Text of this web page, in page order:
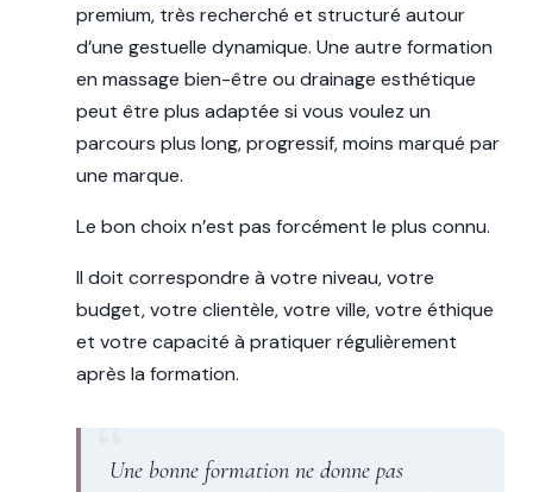
premium, très recherché et structuré autour
d’une gestuelle dynamique. Une autre formation
en massage bien-être ou drainage esthétique
peut être plus adaptée si vous voulez un
parcours plus long, progressif, moins marqué par
une marque.
Le bon choix n’est pas forcément le plus connu.
Il doit correspondre à votre niveau, votre
budget, votre clientèle, votre ville, votre éthique
et votre capacité à pratiquer régulièrement
après la formation.
Une bonne formation ne donne pas